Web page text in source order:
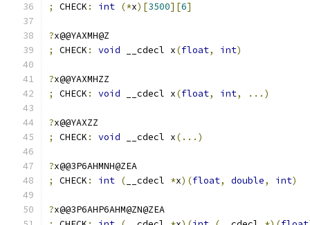
;
CHECK : int (*x)[3500][6]
?x@@YAXMH@Z
;
CHECK : void __cdecl x(float, int)
?x@@YAXMHZZ
;
CHECK : void __cdecl x(float, int, ...)
?x@@YAXZZ
;
CHECK : void __cdecl x(...)
?x@@3P6AHMNH@ZEA
;
CHECK : int ( __cdecl *x)(float, double, int)
?x@@3P6AHP6AHM@ZN@ZEA